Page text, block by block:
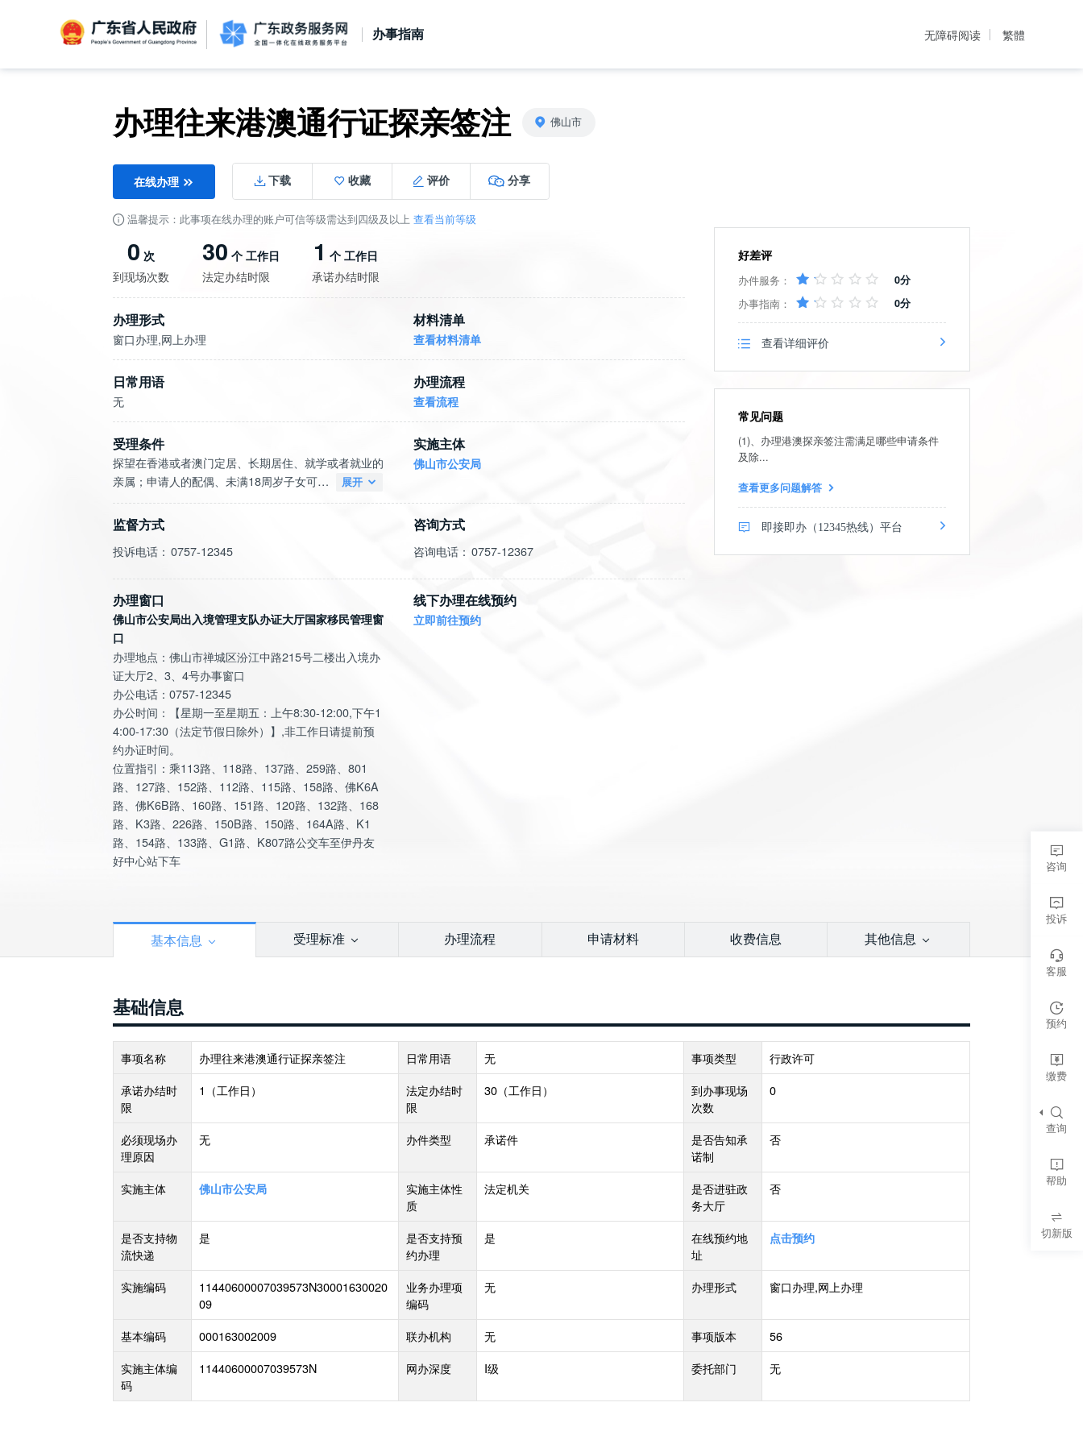
信访相关法规
信访常见问题
广东省人民政府 广东政务服务网
办事指南 无障碍阅读 繁體
办理往来港澳通行证探亲签注 佛山市
在线办理 下载 收藏 评价 分享
温馨提示：此事项在线办理的账户可信等级需达到四级及以上 查看当前等级
0 次
到现场次数
30 个 工作日
法定办结时限
1 个 工作日
承诺办结时限
办理形式
窗口办理,网上办理
材料清单
查看材料清单
日常用语
无
办理流程
查看流程
受理条件
探望在香港或者澳门定居、长期居住、就学或者就业的
亲属；申请人的配偶、未满18周岁子女可…
展开
实施主体
佛山市公安局
监督方式
投诉电话： 0757-12345
咨询方式
咨询电话： 0757-12367
办理窗口
佛山市公安局出入境管理支队办证大厅国家移民管理窗
口
办理地点：佛山市禅城区汾江中路215号二楼出入境办
证大厅2、3、4号办事窗口
办公电话：0757-12345
办公时间：【星期一至星期五：上午8:30-12:00,下午1
4:00-17:30（法定节假日除外）】,非工作日请提前预
约办证时间。
位置指引：乘113路、118路、137路、259路、801
路、127路、152路、112路、115路、158路、佛K6A
路、佛K6B路、160路、151路、120路、132路、168
路、K3路、226路、150B路、150路、164A路、K1
路、154路、133路、G1路、K807路公交车至伊丹友
好中心站下车
线下办理在线预约
立即前往预约
好差评
办件服务： 0分
办事指南： 0分
查看详细评价
常见问题
(1)、办理港澳探亲签注需满足哪些申请条件
及除...
查看更多问题解答
即接即办（12345热线）平台
基本信息 受理标准 办理流程 申请材料 收费信息 其他信息
基础信息
事项名称 办理往来港澳通行证探亲签注 日常用语 无 事项类型
行政许可
承诺办结时
限
1 （工作日）
法定办结时
限
30 （工作日）
到办事现场
次数
0
必须现场办
理原因
无 办件类型 承诺件
是否告知承
诺制
否
实施主体 佛山市公安局
实施主体性
质
法定机关
是否进驻政
务大厅
否
是否支持物
流快递
是
是否支持预
约办理
是
在线预约地
址
点击预约
实施编码
11440600007039573N30001630020
09
业务办理项
编码
无 办理形式 窗口办理,网上办理
基本编码 000163002009 联办机构 无 事项版本
56
实施主体编
码
11440600007039573N 网办深度 I级 委托部门 无
咨询
投诉
客服
预约
缴费
查询
帮助
切新版